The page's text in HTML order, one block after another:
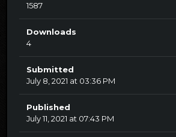
1587
Downloads
4
Submitted
July 8, 2021 at 03:36 PM
Published
July 11, 2021 at 07:43 PM